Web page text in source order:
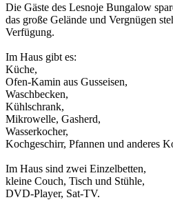
Die Gäste des Lesnoje Bungalow
das große Gelände und Vergnügen
Verfügung.
Im Haus gibt es:
Küche,
Ofen-Kamin aus Gusseisen,
Waschbecken,
Kühlschrank,
Mikrowelle, Gasherd,
Wasserkocher,
Kochgeschirr, Pfannen und anderes
Im Haus sind zwei Einzelbetten,
kleine Couch, Tisch und Stühle,
DVD-Player, Sat-TV.